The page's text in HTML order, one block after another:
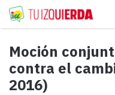
Moción
contra el
2016)